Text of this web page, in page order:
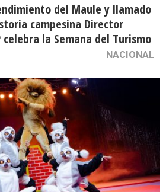
del Maule y llamado
campesina Director
celebra la Semana del Turismo
NACIONAL